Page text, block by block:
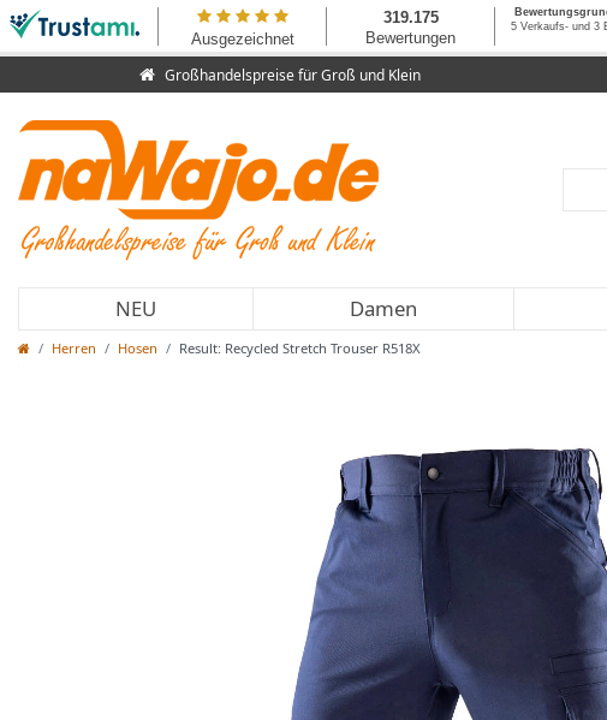
Großhandelspreise für Groß und Klein
NEU Damen
Herren Hosen Result: Recycled Stretch Trouser R518X